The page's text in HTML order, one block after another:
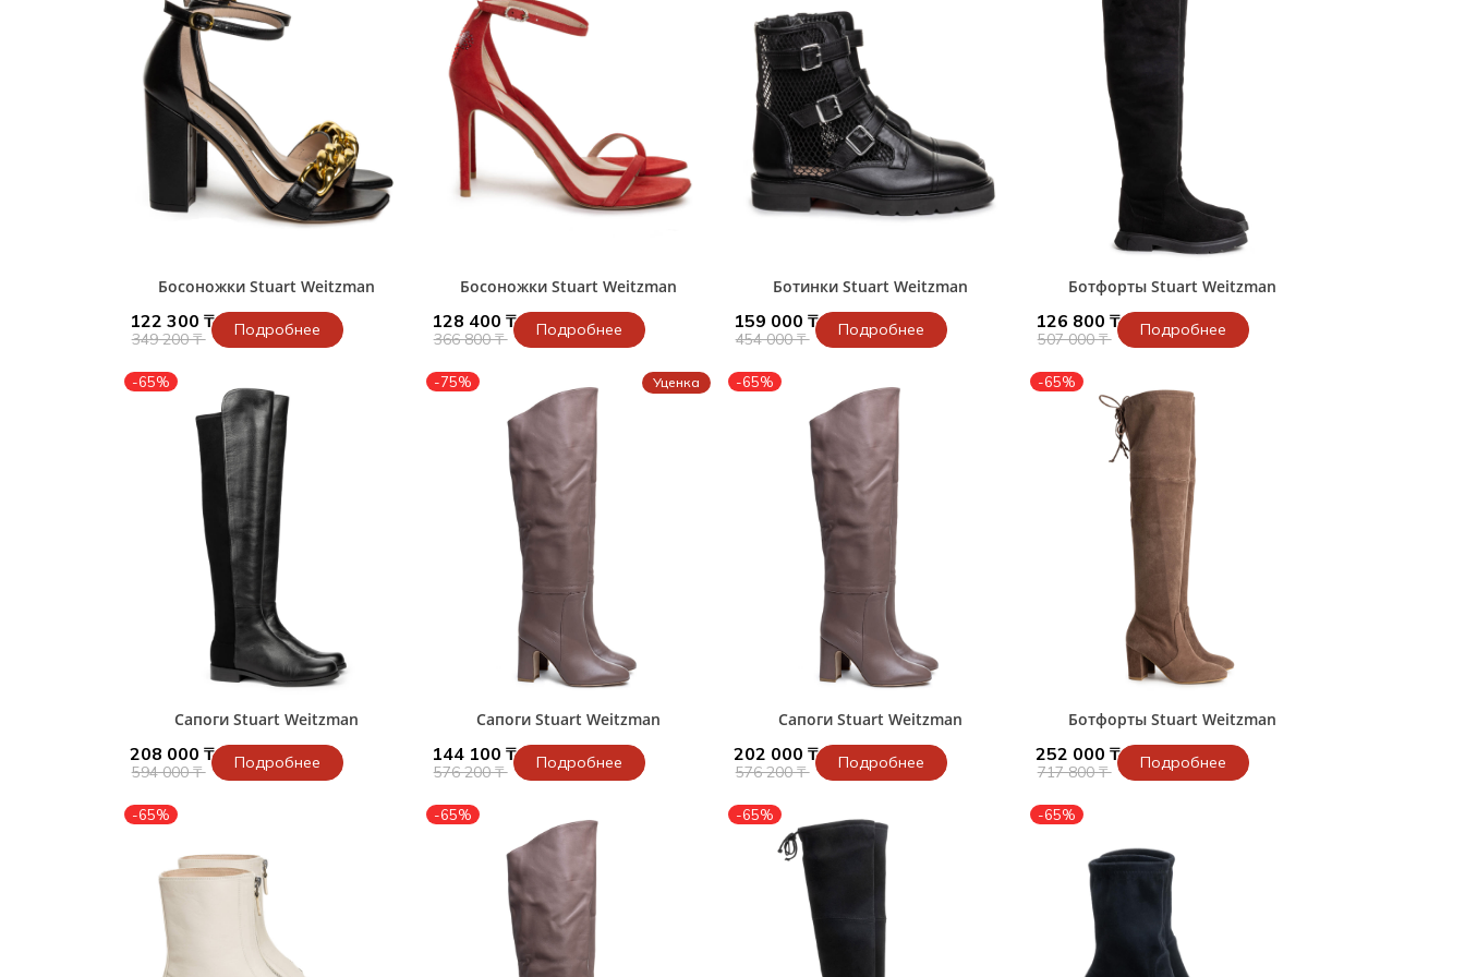
Босоножки Stuart Weitzman
122 300 ₸
349 200 ₸ Подробнее
Босоножки Stuart Weitzman
128 400 ₸
366 800 ₸ Подробнее
Ботинки Stuart Weitzman
159 000 ₸
454 000 ₸ Подробнее
Ботфорты Stuart Weitzman
126 800 ₸
507 000 ₸ Подробнее
-65%
Сапоги Stuart Weitzman
208 000 ₸
594 000 ₸ Подробнее
-75% Уценка
Сапоги Stuart Weitzman
144 100 ₸
576 200 ₸ Подробнее
-65%
Сапоги Stuart Weitzman
202 000 ₸
576 200 ₸ Подробнее
-65%
Ботфорты Stuart Weitzman
252 000 ₸
717 800 ₸ Подробнее
-65% -65% -65% -65%